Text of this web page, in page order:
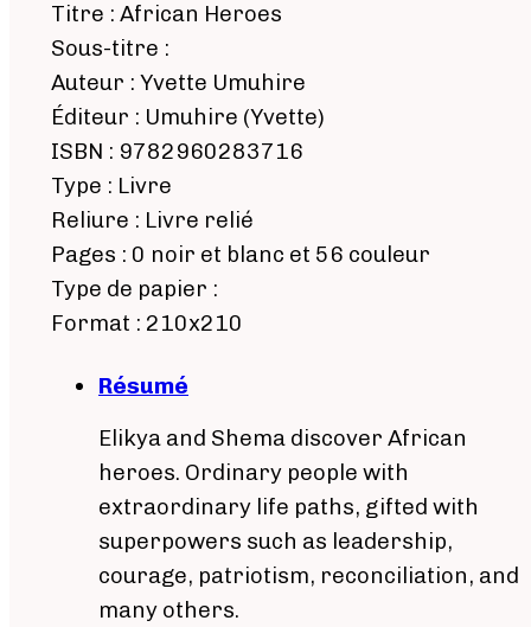
Titre : African Heroes
Sous-titre :
Auteur : Yvette Umuhire
Éditeur : Umuhire (Yvette)
ISBN : 9782960283716
Type : Livre
Reliure : Livre relié
Pages : 0 noir et blanc et 56 couleur
Type de papier :
Format : 210x210
Résumé
Elikya and Shema discover African
heroes. Ordinary people with
extraordinary life paths, gifted with
superpowers such as leadership,
courage, patriotism, reconciliation, and
many others.